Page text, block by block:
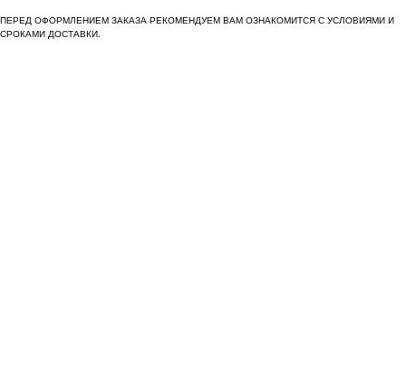
ПЕРЕД ОФОРМЛЕНИЕМ ЗАКАЗА РЕКОМЕНДУЕМ ВАМ ОЗНАКОМИТСЯ С УСЛОВИЯМИ И
СРОКАМИ ДОСТАВКИ.